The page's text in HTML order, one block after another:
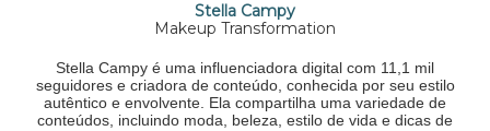
Stella Campy
Makeup Transformation
Stella Campy é uma influenciadora digital com 11,1 mil
seguidores e criadora de conteúdo, conhecida por seu estilo
autêntico e envolvente. Ela compartilha uma variedade de
conteúdos, incluindo moda, beleza, estilo de vida e dicas de